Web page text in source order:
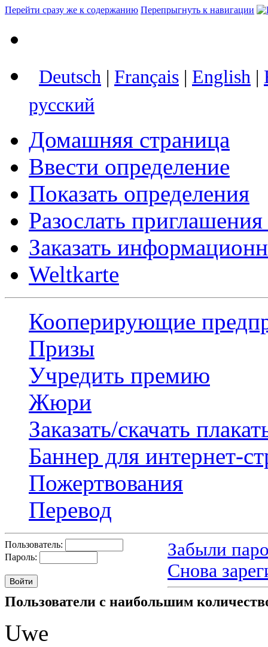
Перейти сразу же к содержанию Перепрыгнуть к навигации
Deutsch | Français | English |
русский
Домашняя страница
Ввести определение
Показать определения
Разослать
Заказать
Weltkarte
Кооперирующие
Призы
Учредить премию
Жюри
Заказать/скачать
Баннер для интернет-
Пожертвования
Перевод
Пользователь:
Пароль:
Забыли
Снова
Пользователи с наибольшим
Uwe